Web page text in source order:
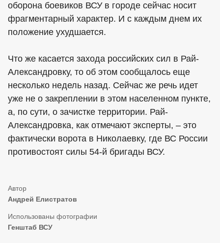
оборона боевиков ВСУ в городе сейчас носит
фрагментарный характер. И с каждым днем их
положение ухудшается.
Что же касается захода российских сил в Рай-
Александровку, то об этом сообщалось еще
несколько недель назад. Сейчас же речь идет
уже не о закреплении в этом населенном пункте,
а, по сути, о зачистке территории. Рай-
Александровка, как отмечают эксперты, – это
фактически ворота в Николаевку, где ВС России
противостоят силы 54-й бригады ВСУ.
Андрей Елистратов
Генштаб ВСУ